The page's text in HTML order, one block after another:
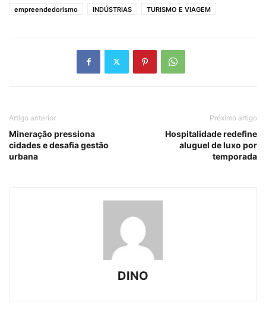
empreendedorismo
INDÚSTRIAS TURISMO E VIAGEM
Artigo anterior
Mineração pressiona
cidades e desafia gestão
urbana
Próximo artigo
Hospitalidade redefine
aluguel de luxo por
temporada
DINO